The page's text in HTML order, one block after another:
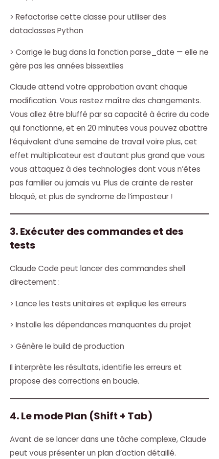
> Refactorise cette classe pour utiliser des
dataclasses Python
> Corrige le bug dans la fonction parse_date — elle ne
gère pas les années bissextiles
Claude attend votre approbation avant chaque
modification. Vous restez maître des changements.
Vous allez être bluffé par sa capacité à écrire du code
qui fonctionne, et en 20 minutes vous pouvez abattre
l’équivalent d’une semaine de travail voire plus, cet
effet multiplicateur est d’autant plus grand que vous
vous attaquez à des technologies dont vous n’êtes
pas familier ou jamais vu. Plus de crainte de rester
bloqué, et plus de syndrome de l’imposteur !
3. Exécuter des commandes et des
tests
Claude Code peut lancer des commandes shell
directement :
> Lance les tests unitaires et explique les erreurs
> Installe les dépendances manquantes du projet
> Génère le build de production
Il interprète les résultats, identifie les erreurs et
propose des corrections en boucle.
4. Le mode Plan (Shift + Tab)
Avant de se lancer dans une tâche complexe, Claude
peut vous présenter un plan d’action détaillé.